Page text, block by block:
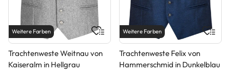
Weitere Farben
Trachtenweste Weitnau von
Kaiseralm in Hellgrau
Weitere Farben
Trachtenweste Felix von
Hammerschmid in Dunkelblau